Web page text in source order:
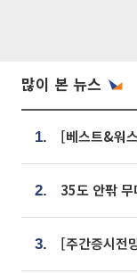
많이 본 뉴스
1.
2.
3.